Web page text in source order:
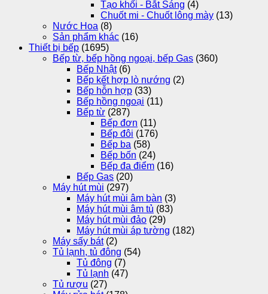
Tạo khối - Bắt Sáng (4)
Chuốt mi - Chuốt lông mày (13)
Nước Hoa (8)
Sản phẩm khác (16)
Thiết bị bếp (1695)
Bếp từ, bếp hồng ngoại, bếp Gas (360)
Bếp Nhật (6)
Bếp kết hợp lò nướng (2)
Bếp hỗn hợp (33)
Bếp hồng ngoại (11)
Bếp từ (287)
Bếp đơn (11)
Bếp đôi (176)
Bếp ba (58)
Bếp bốn (24)
Bếp đa điểm (16)
Bếp Gas (20)
Máy hút mùi (297)
Máy hút mùi âm bàn (3)
Máy hút mùi âm tủ (83)
Máy hút mùi đảo (29)
Máy hút mùi áp tường (182)
Máy sấy bát (2)
Tủ lạnh, tủ đông (54)
Tủ đông (7)
Tủ lạnh (47)
Tủ rượu (27)